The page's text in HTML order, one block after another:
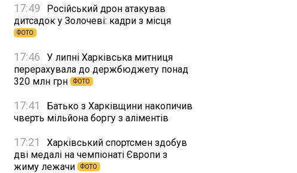
17:49
Російський дрон атакував
дитсадок у Золочеві: кадри з місця
ФОТО
17:46
У липні Харківська митниця
перерахувала до держбюджету понад
320 млн грн
ФОТО
17:41
Батько з Харківщини накопичив
чверть мільйона боргу з аліментів
17:21
Харківський спортсмен здобув
дві медалі на чемпіонаті Європи з
жиму лежачи
ФОТО